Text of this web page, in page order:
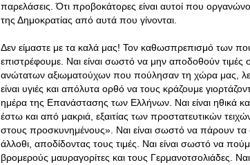
παρελάσεις. Ότι προβοκάτορες είναι αυτοί που
της Δημοκρατίας από αυτά που γίνονται.
Δεν είμαστε με τα καλά μας! Τον καθωσπρεπισμό των
επιστρέφουμε. Ναι είναι σωστό να μην αποδοθούν
ανώτατων αξιωματούχων που πούλησαν τη χώρα μας, λες
είναι υγιές και απόλυτα ορθό να τους κράζουμε
ημέρα της Επανάστασης των Ελλήνων. Ναι είναι ηθικά
έστω και από μακριά, εξαιτίας των προστατευτικών
στους προσκυνημένους». Ναι είναι σωστό να πάρουν τα
άλλοθι, αποδίδοντας τους τιμές. Ναι είναι σωστό να
βρομερούς μαυραγορίτες και τους Γερμανοτσολιάδες.